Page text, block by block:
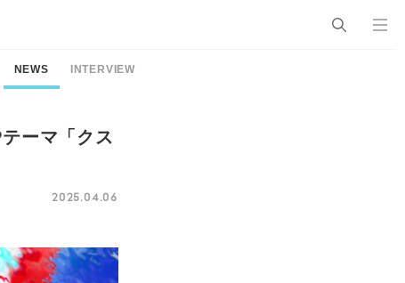
NEWS INTERVIEW
ーマ「クス
2025.04.06